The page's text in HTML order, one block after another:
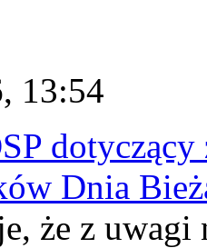
13:54
dotyczący
Dnia
że z uwagi